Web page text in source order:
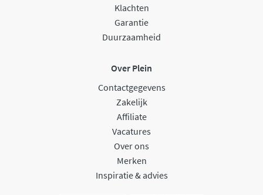
Klachten
Garantie
Duurzaamheid
Over Plein
Contactgegevens
Zakelijk
Affiliate
Vacatures
Over ons
Merken
Inspiratie & advies